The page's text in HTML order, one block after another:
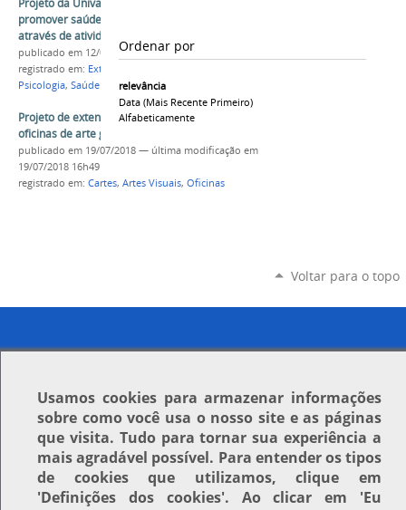
Ordenar por
relevância
Data (mais Recente Primeiro)
Alfabeticamente
promover saúde mental entre universitários
através de atividades lúdicas
publicado em 12/03/2021
registrado em: Extensão
Psicologia, Saúde Mental,Oficinas
Projeto de extensão da Univasf oferta 11
oficinas de arte gratuitas
publicado em 19/07/2018 — última modificação em
19/07/2018 16h49
registrado em: Cartes, Artes Visuais, Oficinas
Voltar para o topo
Usamos cookiespara armazenar informações
sobre como você usa o nosso site e as páginas
que visita. Tudo para tornar sua experiência a
mais agradável possível. Para entender os tipos
de cookies que utilizamos, clique em
'Definições dos cookies'. Ao clicar em 'Eu